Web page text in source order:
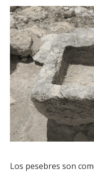
Los pesebres son